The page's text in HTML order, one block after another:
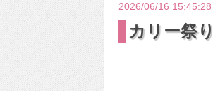
2026/06/16 15:45:28
カリー祭り